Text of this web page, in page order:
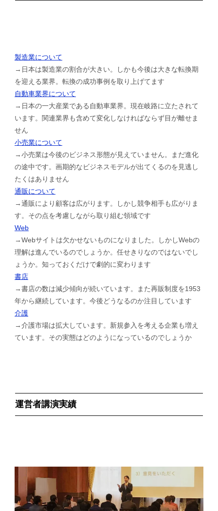
製造業について
→日本は製造業の割合が大きい。しかも今後は大きな転換期
を迎える業界。転換の成功事例を取り上げてます
自動車業界について
→日本の一大産業である自動車業界。現在岐路に立たされて
います。関連業界も含めて変化しなければならず目が離せま
せん
小売業について
→小売業は今後のビジネス形態が見えていません。まだ進化
の途中です。画期的なビジネスモデルが出てくるのを見逃し
たくはありません
通販について
→通販により顧客は広がります。しかし競争相手も広がりま
す。その点を考慮しながら取り組む領域です
Web
→Webサイトは欠かせないものになりました。しかしWebの
理解は進んでいるのでしょうか。任せきりなのではないでし
ょうか。知っておくだけで劇的に変わります
書店
→書店の数は減少傾向が続いています。また再販制度を1953
年から継続しています。今後どうなるのか注目しています
介護
→介護市場は拡大しています。新規参入を考える企業も増え
ています。その実態はどのようになっているのでしょうか
運営者講演実績